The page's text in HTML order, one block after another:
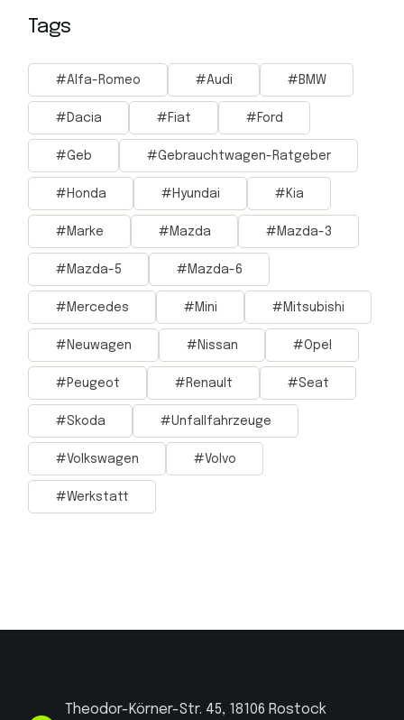
Tags
Alfa-Romeo Audi BMW
Dacia Fiat Ford
Geb Gebrauchtwagen-Ratgeber
Honda Hyundai Kia
Marke Mazda Mazda-3
Mazda-5 Mazda-6
Mercedes Mini Mitsubishi
Neuwagen Nissan Opel
Peugeot Renault Seat
Skoda Unfallfahrzeuge
Volkswagen Volvo
Werkstatt
Theodor-Körner-Str. 45, 18106 Rostock